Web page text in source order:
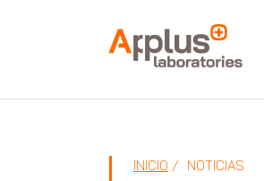
APPLUS+
INICIO NOTICIAS